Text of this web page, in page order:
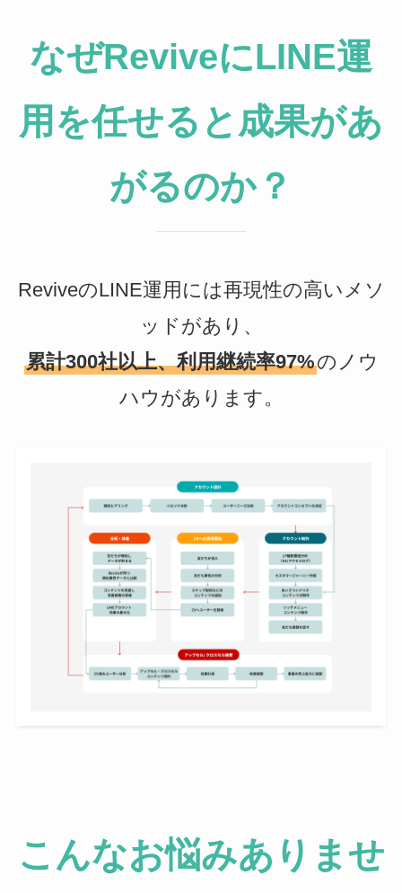
なぜReviveにLINE運
用を任せると成果があ
がるのか？
ReviveのLINE運用には再現性の高いメソ
ッドがあり、
累計300社以上、利用継続率97%のノウ
ハウがあります。
こんなお悩みありませ